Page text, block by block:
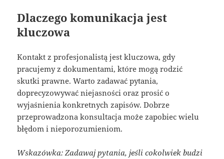
Dlaczego komunikacja jest
kluczowa
Kontakt z profesjonalistą jest kluczowa, gdy
pracujemy z dokumentami, które mogą rodzić
skutki prawne. Warto zadawać pytania,
doprecyzowywać niejasności oraz prosić o
wyjaśnienia konkretnych zapisów. Dobrze
przeprowadzona konsultacja może zapobiec wielu
błędom i nieporozumieniom.
Wskazówka: Zadawaj pytania, jeśli cokolwiek budzi